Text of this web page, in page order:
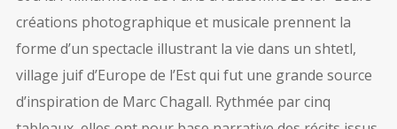
créations photographique et musicale prennent la
forme d’un spectacle illustrant la vie dans un shtetl,
village juif d’Europe de l’Est qui fut une grande source
d’inspiration de Marc Chagall. Rythmée par cinq